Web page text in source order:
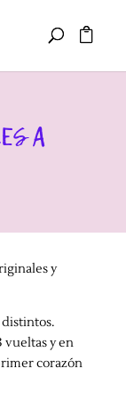
A
y
vueltas y en
corazón